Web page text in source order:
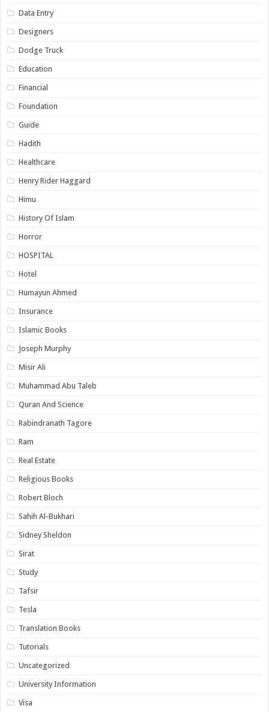
Data Entry
Designers
Dodge Truck
Education
Financial
Foundation
Guide
Hadith
Healthcare
Henry Rider Haggard
Himu
History Of Islam
Horror
HOSPITAL
Hotel
Humayun Ahmed
Insurance
Islamic Books
Joseph Murphy
Misir Ali
Muhammad Abu Taleb
Quran And Science
Rabindranath Tagore
Ram
Real Estate
Religious Books
Robert Bloch
Sahih Al-Bukhari
Sidney Sheldon
Sirat
Study
Tafsir
Tesla
Translation Books
Tutorials
Uncategorized
University Information
Visa